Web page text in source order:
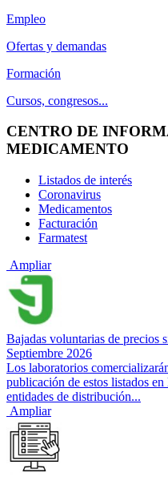
Empleo
Ofertas y demandas
Formación
Cursos, congresos...
CENTRO DE
MEDICAMENTO
Listados de interés
Coronavirus
Medicamentos
Facturación
Farmatest
Ampliar
Bajadas voluntarias de precios
Septiembre 2026
Los laboratorios
publicación de estos listados
entidades de distribución...
Ampliar